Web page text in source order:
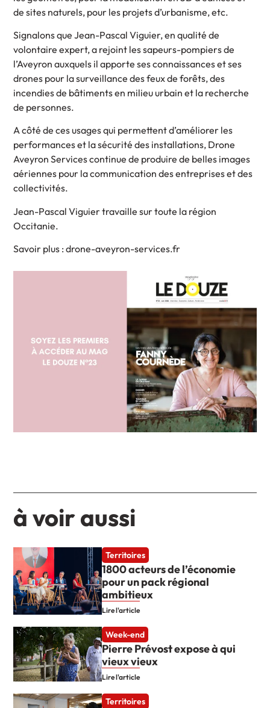
de sites naturels, pour les projets d’urbanisme, etc.
Signalons que Jean-Pascal Viguier, en qualité de
volontaire expert, a rejoint les sapeurs-pompiers de
l’Aveyron auxquels il apporte ses connaissances et ses
drones pour la surveillance des feux de forêts, des
incendies de bâtiments en milieu urbain et la recherche
de personnes.
A côté de ces usages qui permettent d’améliorer les
performances et la sécurité des installations, Drone
Aveyron Services continue de produire de belles images
aériennes pour la communication des entreprises et des
collectivités.
Jean-Pascal Viguier travaille sur toute la région
Occitanie.
Savoir plus : drone-aveyron-services.fr
à voir aussi
Territoires
1800 acteurs de l’économie
pour un pack régional
ambitieux
Lire l'article
Week-end
Pierre Prévost expose à qui
vieux vieux
Lire l'article
Territoires